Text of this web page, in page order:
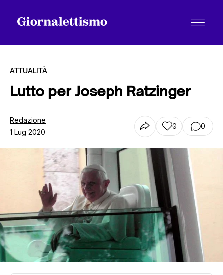
Chi siamo
Contatti
ATTUALITÀ
Lutto per Joseph Ratzinger
Redazione
1 Lug 2020
0 0